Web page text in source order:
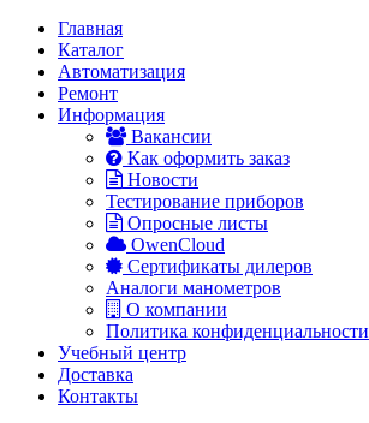
Главная
Каталог
Автоматизация
Ремонт
Информация
Вакансии
Как оформить заказ
Новости
Тестирование приборов
Опросные листы
OwenCloud
Сертификаты дилеров
Аналоги манометров
О компании
Политика конфиденциальности
Учебный центр
Доставка
Контакты